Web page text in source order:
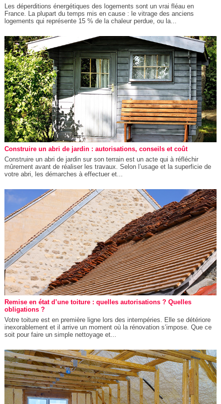
Les déperditions énergétiques des logements sont un vrai fléau en
France. La plupart du temps mis en cause : le vitrage des anciens
logements qui représente 15 % de la chaleur perdue, ou la...
Construire un abri de jardin : autorisations, conseils et coût
Construire un abri de jardin sur son terrain est un acte qui à réfléchir
mûrement avant de réaliser les travaux. Selon l’usage et la superficie de
votre abri, les démarches à effectuer et...
Remise en état d’une toiture : quelles autorisations ? Quelles
obligations ?
Votre toiture est en première ligne lors des intempéries. Elle se détériore
inexorablement et il arrive un moment où la rénovation s’impose. Que ce
soit pour faire un simple nettoyage et...